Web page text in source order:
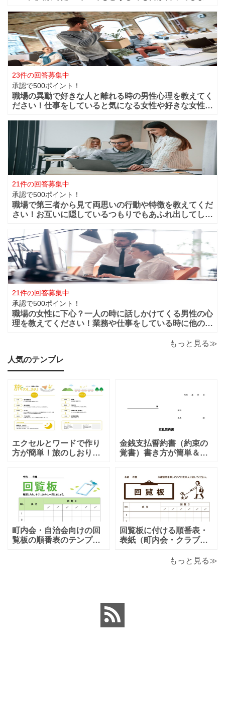
ってしまうような美人は職場ではどの様な行動や特徴が
あるのでしょうか？ファッションセンスが良い
23件の回答募集中
承認で500ポイント！
職場の異動で好きな人と離れる時の男性心理を教えてく
ださい！仕事をしていると気になる女性や好きな女性な
仲良く過ごせたけど異動になってしまうと離れてしまい
ます。 男性的には好きな女性がいた場合は
21件の回答募集中
承認で500ポイント！
職場で第三者から見て両思いの行動や特徴を教えてくだ
さい！お互いに隠しているつもりでもあふれ出してしま
僚・上司から見ても、それって両想いじゃない？って行
動などってありますよね？ 第三者から見て
21件の回答募集中
承認で500ポイント！
職場の女性に下心？一人の時に話しかけてくる男性の心
理を教えてください！業務や仕事をしている時に他の人
かけてくるのは下心があるからでしょうか？恋愛的に好
もっと見る≫
人気のテンプレ
エクセルとワードで作り
方が簡単！旅のしおり
おすすめのテンプレート
となります。温泉旅行や
家族旅行など様々な用途
で、楽しく利用出来る旅
のしおりの素材となりま
す。ダウンロード後に簡
単に編集出来るエクセ
金銭支払誓約書（約束の
覚書）書き方が簡単＆項
す。シンプルな項目にな
りますので、利用用途に
より項目や内容を編集し
利用する事が可能です。
シンプルで簡易的な素材
となりますので、金銭支
払誓約書を作成時に用途
町内会・自治会向けの回
覧板の順番表のテンプレ
回覧板に付ける順番表・
表紙（町内会・クラブの
る「Excel・Word・
る「Excel・Word・
PDF」
もっと見る≫